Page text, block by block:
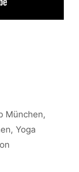
München,
, Yoga